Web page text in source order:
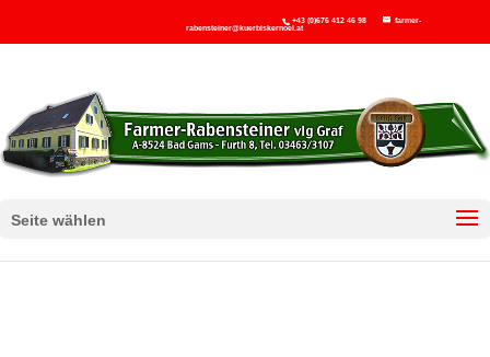
+43 (0)676 412 46 98
farmer-
rabensteiner@kuerbiskernoel.at
Seite wählen